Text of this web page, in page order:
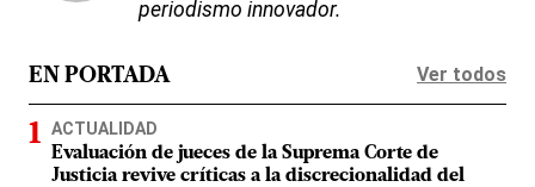
periodismo innovador.
EN PORTADA Ver todos
ACTUALIDAD
Evaluación de jueces de la Suprema Corte de
Justicia revive críticas a la discrecionalidad del